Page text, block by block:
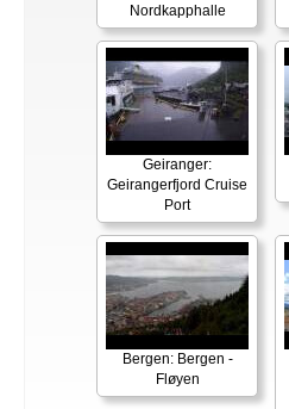
Nordkapphalle
Geiranger:
Geirangerfjord Cruise
Port
Bergen: Bergen -
Fløyen